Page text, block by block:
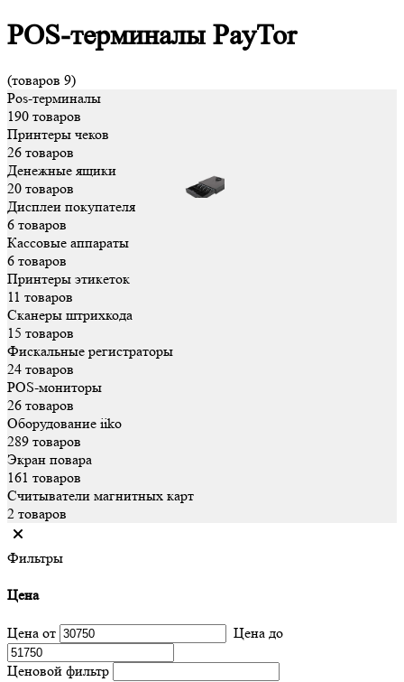
POS-терминалы PayTor
(товаров 9)
Pos-терминалы
190 товаров
Принтеры чеков
26 товаров
Денежные ящики
20 товаров
Дисплеи покупателя
6 товаров
Кассовые аппараты
6 товаров
Принтеры этикеток
11 товаров
Сканеры штрихкода
15 товаров
Фискальные регистраторы
24 товаров
POS-мониторы
26 товаров
Оборудование iiko
289 товаров
Экран повара
161 товаров
Считыватели магнитных карт
2 товаров
Фильтры
Цена
Цена от Цена до
Ценовой фильтр